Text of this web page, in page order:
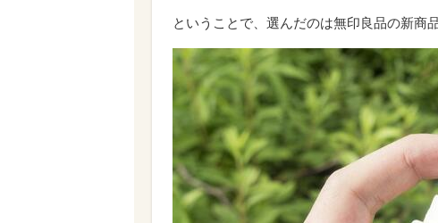
ということで、選んだのは無印良品の新商